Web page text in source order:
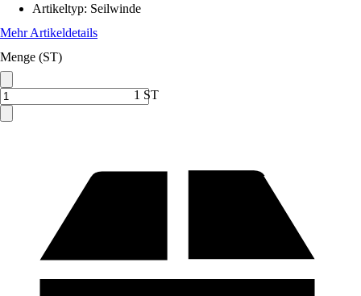
Artikeltyp: Seilwinde
Mehr Artikeldetails
Menge (ST)
1 ST